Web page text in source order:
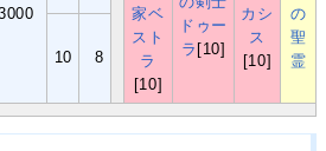
家ベ
スト
ラ
[10]
ドゥー
ラ [10]
カシ
ス
[10]
の
聖
霊
10 8